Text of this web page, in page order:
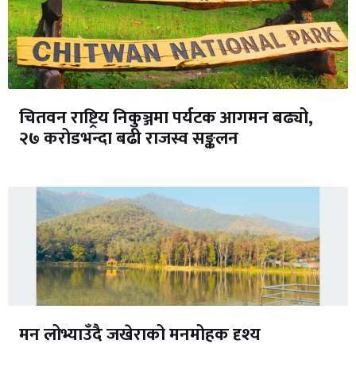
चितवन राष्ट्रिय निकुञ्जमा पर्यटक आगमन बढ्यो,
२७ करोडभन्दा बढी राजस्व सङ्कलन
मन लोभ्याउँदै जखेराको मनमोहक दृश्य